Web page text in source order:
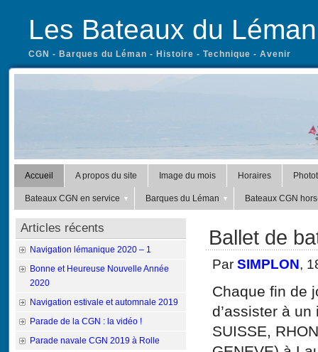
Les Bateaux du Léman
CGN - Barques du Léman - Histoire - Technique - Avenir
Accueil A propos du site Image du mois Horaires
Bateaux CGN en service Barques du Léman Bateaux CGN
Ballet de
Par SIMPLON,
Chaque fin de
d’assister à
SUISSE,
Articles récents
Navigation lémanique 2020 – 1
Bonne et Heureuse Nouvelle Année
2020
Navigation estivale et automnale 2019
Parade de la CGN : la vidéo !
Parade navale CGN 2019 à Rolle